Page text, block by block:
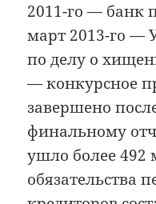
2011-го — банк
март 2013-го —
по делу о
— конкурсное
завершено
финальному
ушло более 492
обязательства